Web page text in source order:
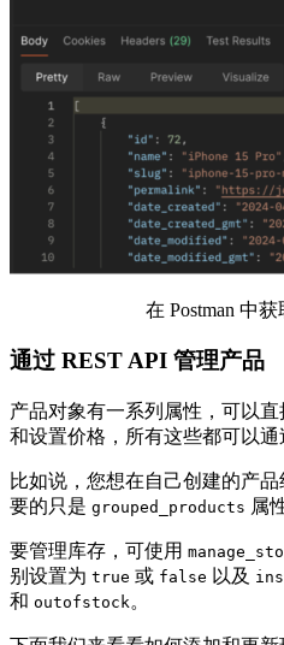
在 Postman 中获
通过 REST API 管理产品
产品对象有一系列属性，可以
和设置价格，所有这些都可以通
比如说，您想在自己创建的产
要的只是 grouped_products 属
要管理库存，可使用
别设置为 true 或 false 以及
和 outofstock。